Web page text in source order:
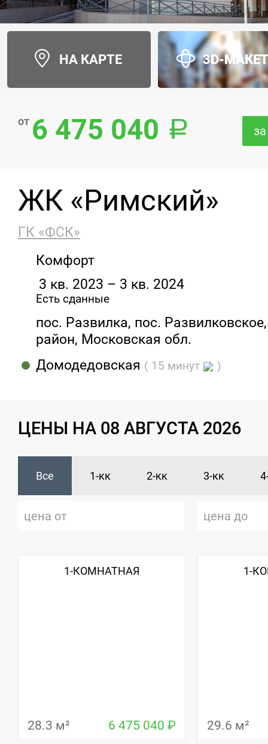
НА КАРТЕ 3D-
от 6 475 040
ЖК «Римский»
ГК «ФСК»
Комфорт
3 кв. 2023 – 3 кв. 2024
Есть сданные
пос. Развилка, пос.
район, Московская обл.
Домодедовская ( 15 минут )
ЦЕНЫ НА 08 АВГУСТА 2026
Все 1-кк 2-кк 3-кк
1-КОМНАТНАЯ
28.3 м² 6 475 040 ₽
1-
29.6 м²